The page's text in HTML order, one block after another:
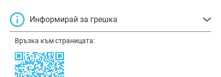
Информирай за грешка
Връзка към страницата: